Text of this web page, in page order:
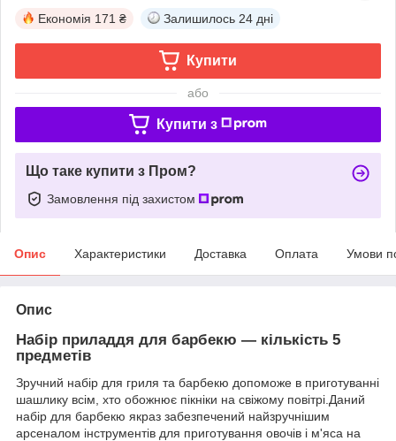
Економія 171 ₴ Залишилось 24 дні
Купити
або
Купити з
Що таке купити з Пром?
Замовлення під захистом
Опис Характеристики Доставка Оплата Умови
Опис
Набір приладдя для барбекю — кількість 5
предметів
Зручний набір для гриля та барбекю допоможе в приготуванні
шашлику всім, хто обожнює пікніки на свіжому повітрі.Даний
набір для барбекю якраз забезпечений найзручнішим
арсеналом інструментів для приготування овочів і м'яса на